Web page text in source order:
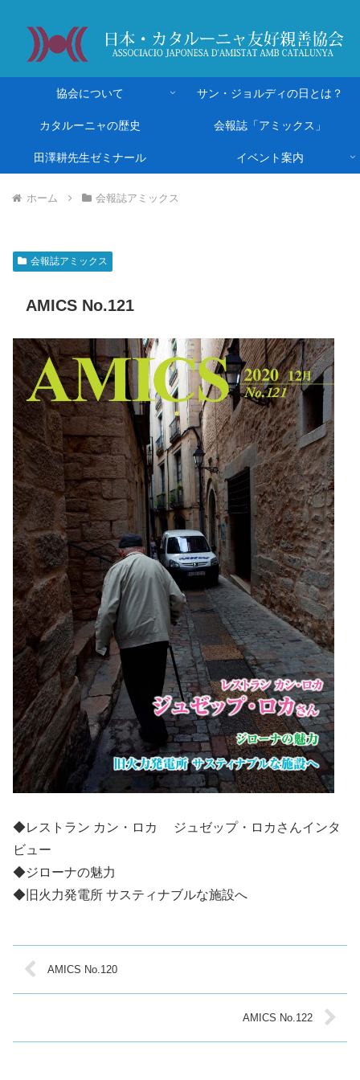
協会について サン・ジョルディの日とは？
カタルーニャの歴史 会報誌「アミックス」
田澤耕先生ゼミナール イベント案内
ホーム 会報誌アミックス
会報誌アミックス
AMICS No.121
◆レストラン カン・ロカ ジュゼップ・ロカさんインタ
ビュー
◆ジローナの魅力
◆旧火力発電所 サスティナブルな施設へ
AMICS No.120
AMICS No.122